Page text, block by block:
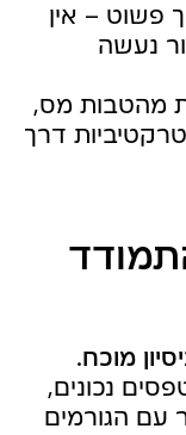
פשוט – אין
נעשה
מהטבות מס,
דרך
מוכח.
נכונים,
עם הגורמים